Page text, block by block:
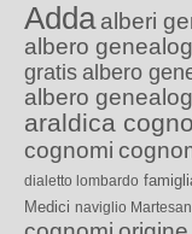
Adda alberi
albero
gratis albero
albero
araldica
cognomi
dialetto lombardo
Medici naviglio